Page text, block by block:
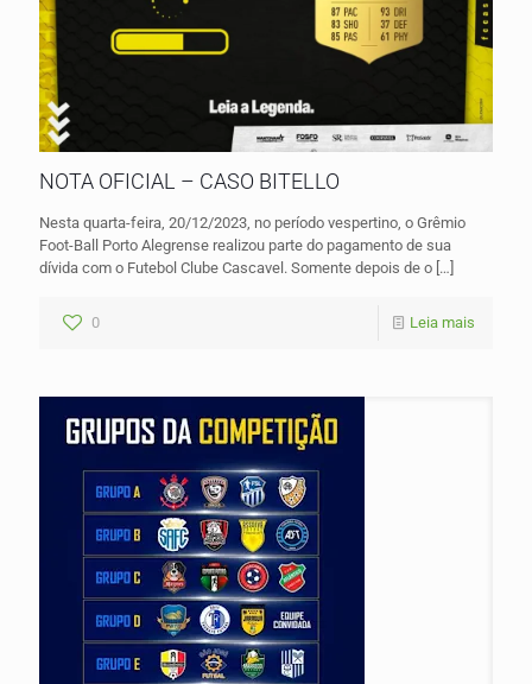
NOTA OFICIAL – CASO BITELLO
Nesta quarta-feira, 20/12/2023, no período vespertino, o Grêmio
Foot-Ball Porto Alegrense realizou parte do pagamento de sua
dívida com o Futebol Clube Cascavel. Somente depois de o […]
0 Leia mais